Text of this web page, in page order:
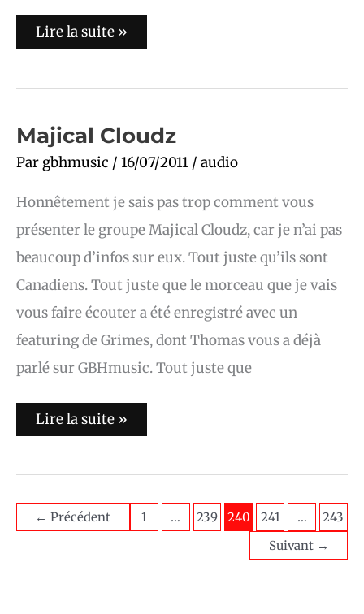
Lire la suite »
Majical Cloudz
Par gbhmusic / 16/07/2011 / audio
Honnêtement je sais pas trop comment vous
présenter le groupe Majical Cloudz, car je n’ai pas
beaucoup d’infos sur eux. Tout juste qu’ils sont
Canadiens. Tout juste que le morceau que je vais
vous faire écouter a été enregistré avec un
featuring de Grimes, dont Thomas vous a déjà
parlé sur GBHmusic. Tout juste que
Majical
Cloudz
Lire la suite »
← Précédent 1 … 239 240 241 …
243
Suivant →